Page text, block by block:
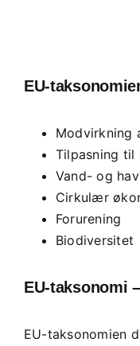
EU-
Modvirkning
Tilpasning
Vand- og
Cirkulær
Forurening
Biodiversitet
EU-taksonomi
EU-taksonomien